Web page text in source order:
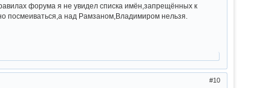
форума я не увидел списка имён,запрещённых к
посмеиваться,а над Рамзаном,Владимиром нельзя.
10